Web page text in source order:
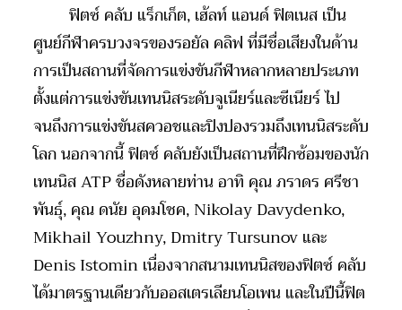
ฟิตซ์ คลับ แร็กเก็ต, เฮ้ลท์ แอนด์ ฟิตเนส เป็น
ศูนย์กีฬาครบวงจรของรอยัล คลิฟ ที่มีชื่อเสียงในด้าน
การเป็นสถานที่จัดการแข่งขันกีฬาหลากหลายประเภท
ตั้งแต่การแข่งขันเทนนิสระดับจูเนียร์และซีเนียร์ ไป
จนถึงการแข่งขันสควอชและปิงปองรวมถึงเทนนิสระดับ
โลก นอกจากนี้ ฟิตซ์ คลับยังเป็นสถานที่ฝึกซ้อมของนัก
เทนนิส ATP ชื่อดังหลายท่าน อาทิ คุณ ภราดร ศรีชา
พันธุ์, คุณ ดนัย อุดมโชค, Nikolay Davydenko,
Mikhail Youzhny, Dmitry Tursunov และ
Denis Istomin เนื่องจากสนามเทนนิสของฟิตซ์ คลับ
ได้มาตรฐานเดียวกับออสเตรเลียนโอเพน และในปีนี้ฟิต